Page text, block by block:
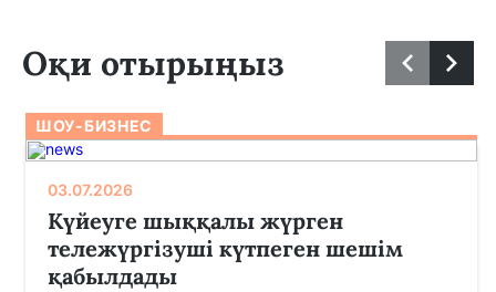
Оқи отырыңыз
ШОУ-БИЗНЕС
03.07.2026
Күйеуге шыққалы жүрген
тележүргізуші күтпеген шешім
қабылдады